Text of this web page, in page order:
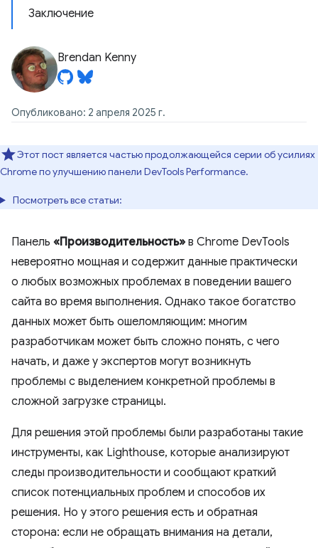
Заключение
Brendan Kenny
Опубликовано: 2 апреля 2025 г.
Этот пост является частью продолжающейся серии об усилиях
Chrome по улучшению панели DevTools Performance.
Посмотреть все статьи:
Панель «Производительность» в Chrome DevTools
невероятно мощная и содержит данные практически
о любых возможных проблемах в поведении вашего
сайта во время выполнения. Однако такое богатство
данных может быть ошеломляющим: многим
разработчикам может быть сложно понять, с чего
начать, и даже у экспертов могут возникнуть
проблемы с выделением конкретной проблемы в
сложной загрузке страницы.
Для решения этой проблемы были разработаны такие
инструменты, как Lighthouse, которые анализируют
следы производительности и сообщают краткий
список потенциальных проблем и способов их
решения. Но у этого решения есть и обратная
сторона: если не обращать внимания на детали,